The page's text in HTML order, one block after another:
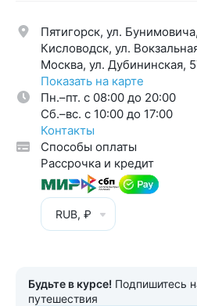
Пятигорск, ул.
Кисловодск, ул.
Москва, ул. Дубининская,
Показать на карте
Пн.–пт. с 08:00 до 20:00
Cб.–вс. с 10:00 до 17:00
Контакты
Способы оплаты
Рассрочка и кредит
RUB, ₽
Будьте в курсе! Подпишитесь
путешествия